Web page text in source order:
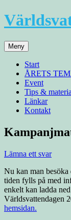
Hoppa
till
Meny
Start
ÅRETS
Event
Tips &
Länkar
Kontakt
Lämna ett svar
Nu kan man
tiden fylls på med
enkelt kan ladda
Världsvattendagen
hemsidan.